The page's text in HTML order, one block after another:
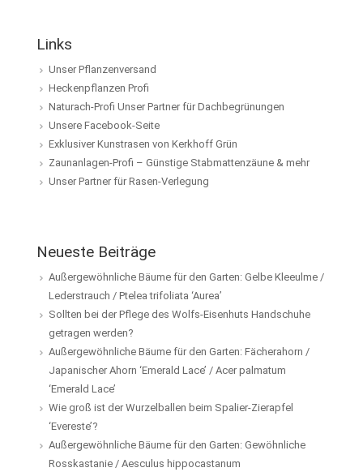
Links
Unser Pflanzenversand
Heckenpflanzen Profi
Naturach-Profi Unser Partner für Dachbegrünungen
Unsere Facebook-Seite
Exklusiver Kunstrasen von Kerkhoff Grün
Zaunanlagen-Profi – Günstige Stabmattenzäune & mehr
Unser Partner für Rasen-Verlegung
Neueste Beiträge
Außergewöhnliche Bäume für den Garten: Gelbe Kleeulme /
Lederstrauch / Ptelea trifoliata ‘Aurea’
Sollten bei der Pflege des Wolfs-Eisenhuts Handschuhe
getragen werden?
Außergewöhnliche Bäume für den Garten: Fächerahorn /
Japanischer Ahorn ‘Emerald Lace’ / Acer palmatum
‘Emerald Lace’
Wie groß ist der Wurzelballen beim Spalier-Zierapfel
‘Evereste’?
Außergewöhnliche Bäume für den Garten: Gewöhnliche
Rosskastanie / Aesculus hippocastanum